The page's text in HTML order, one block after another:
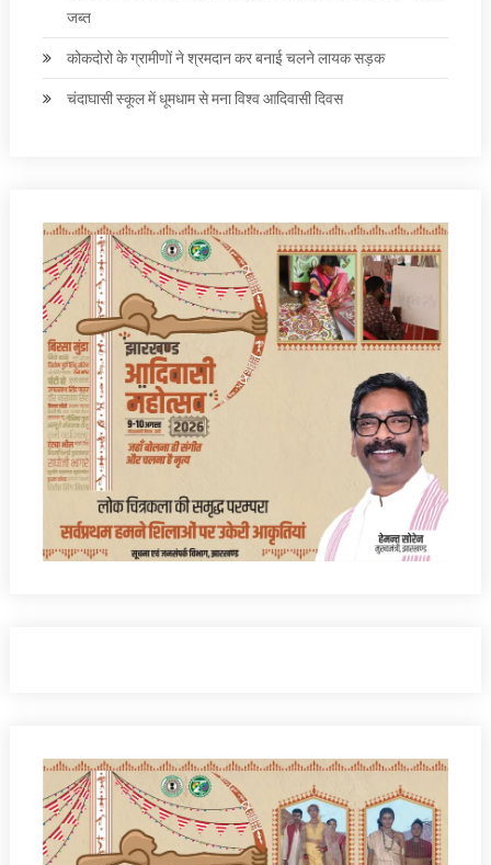
जब्त
कोकदोरो के ग्रामीणों ने श्रमदान कर बनाई चलने लायक सड़क
चंदाघासी स्कूल में धूमधाम से मना विश्व आदिवासी दिवस